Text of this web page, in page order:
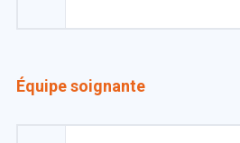
Équipe soignante